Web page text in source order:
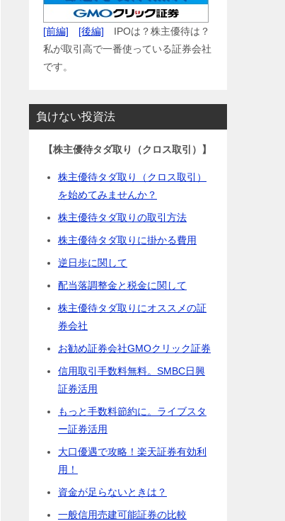
[前編] [後編] IPOは？株主優待は？
私が取引高で一番使っている証券会社
です。
負けない投資法
【株主優待タダ取り（クロス取引）】
株主優待タダ取り（クロス取引）
を始めてみませんか？
株主優待タダ取りの取引方法
株主優待タダ取りに掛かる費用
逆日歩に関して
配当落調整金と税金に関して
株主優待タダ取りにオススメの証
券会社
お勧め証券会社GMOクリック証券
信用取引手数料無料。SMBC日興
証券活用
もっと手数料節約に。ライブスタ
ー証券活用
大口優遇で攻略！楽天証券有効利
用！
資金が足らないときは？
一般信用売建可能証券の比較